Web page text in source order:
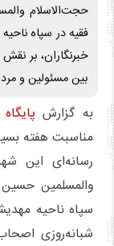
حجت‌الاسلام
فقیه در سپاه
خبرنگاران، بر
بین مسئولین و
به گزارش
مناسبت هفته
رسانه‌ای این
والمسلمین حسین
سپاه ناحیه
شبانه‌روزی